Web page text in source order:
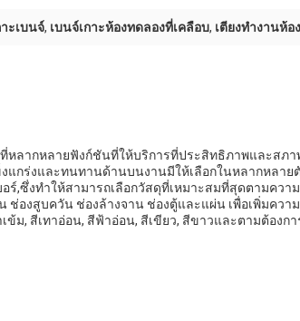
ะเบนจ์, เบนจ์เกาะห้องทดลองที่เคลือบ, เตียงทํางานห้
หลากหลายฟังก์ชันที่ให้บริการที่ประสิทธิภาพและสภ
กร่งและทนทานด้านบนงานมีให้เลือกในหลากหลายตั
อร์,ซึ่งทําให้สามารถเลือกวัสดุที่เหมาะสมที่สุดตามควา
ช่องสูบควัน ช่องล้างจาน ช่องตู้และแผ่น เพื่อเพิ่มควา
ม, สีเทาอ่อน, สีฟ้าอ่อน, สีเขียว, สีขาวและตามต้องกา